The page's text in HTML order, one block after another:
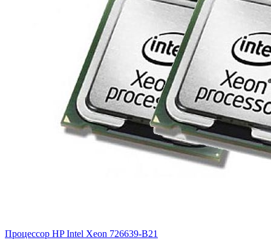
Процессор HP Intel Xeon 726639-B21